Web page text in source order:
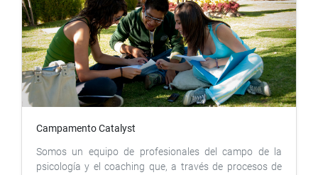
Campamento Catalyst
Somos un equipo de profesionales del campo de la
psicología y el coaching que, a través de procesos de